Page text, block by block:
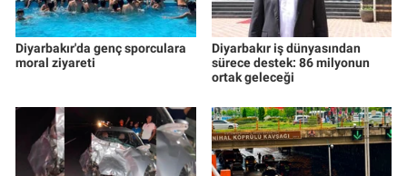
Diyarbakır'da genç sporculara
moral ziyareti
Diyarbakır iş dünyasından
sürece destek: 86 milyonun
ortak geleceği